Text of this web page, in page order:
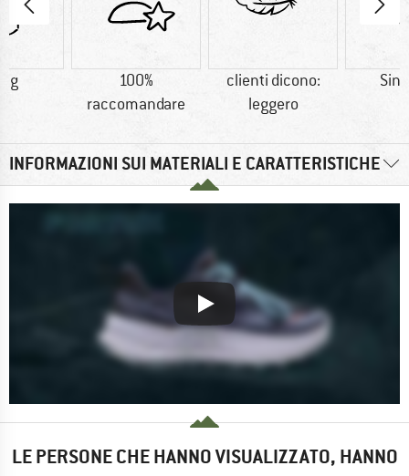
g
100%
raccomandare
clienti dicono:
leggero
INFORMAZIONI SUI MATERIALI E CARATTERISTICHE
LE PERSONE CHE HANNO VISUALIZZATO, HANNO